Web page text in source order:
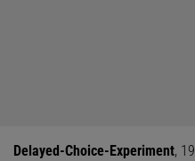
Delayed-Choice-Experiment,